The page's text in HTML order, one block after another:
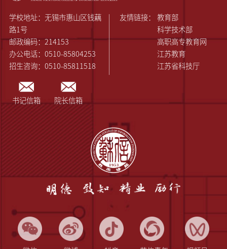
学校地址：无锡市惠山区钱藕
路1号
邮政编码：214153
办公电话：0510-85804253
招生咨询：0510-85811518
友情链接：
教育部
科学技术部
高职高专教育网
江苏教育
江苏省科技厅
书记信箱 院长信箱